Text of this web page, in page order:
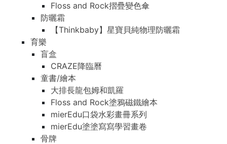
Floss and Rock摺疊變色傘
防曬霜
【Thinkbaby】星寶貝純物理防曬霜
育樂
盲盒
CRAZE降臨曆
童書/繪本
大排長龍包姆和凱羅
Floss and Rock塗鴉磁鐵繪本
mierEdu口袋水彩畫冊系列
mierEdu塗塗寫寫學習畫卷
骨牌